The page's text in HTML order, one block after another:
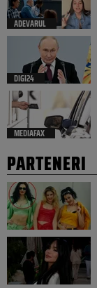
ADEVARUL
DIGI24
MEDIAFAX
PARTENERI